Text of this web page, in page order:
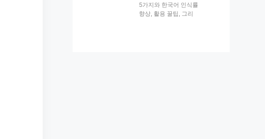
5가지와 한국어 인식률
향상, 활용 꿀팁, 그리